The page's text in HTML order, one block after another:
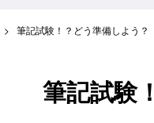
筆記試験！？どう準備しよう？
筆記試験